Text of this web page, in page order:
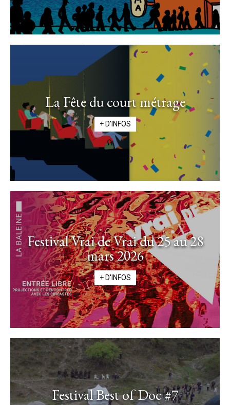
La Fête du court métrage
+ D'INFOS
Festival Vrai de Vrai du 25 au 28
mars 2026
+ D'INFOS
Festival Best of Doc #7